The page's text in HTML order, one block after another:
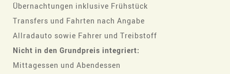
Übernachtungen inklusive Frühstück
Transfers und Fahrten nach Angabe
Allradauto sowie Fahrer und Treibstoff
Nicht in den Grundpreis integriert:
Mittagessen und Abendessen